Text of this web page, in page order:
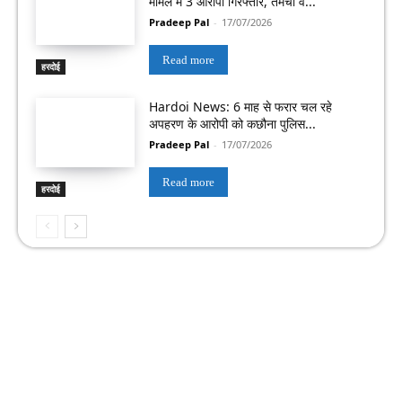
हरदोई
Pradeep Pal - 17/07/2026
Read more
हरदोई
Hardoi News: 6 माह से फरार चल रहे
अपहरण के आरोपी को कछौना पुलिस...
Pradeep Pal - 17/07/2026
Read more